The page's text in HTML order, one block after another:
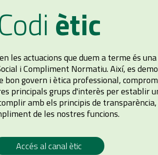
ètic
les actuacions que duem a terme és
i Compliment Normatiu. Així, es
govern i ètica professional,
principals grups d'interès per establir
amb els principis de
de les nostres funcions.
Accés al canal ètic